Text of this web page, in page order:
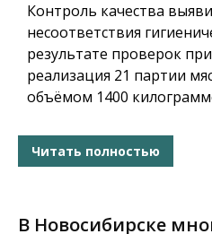
Контроль качества
несоответствия
результате проверок
реализация 21 партии
объёмом 1400
Читать полностью
В Новосибирске